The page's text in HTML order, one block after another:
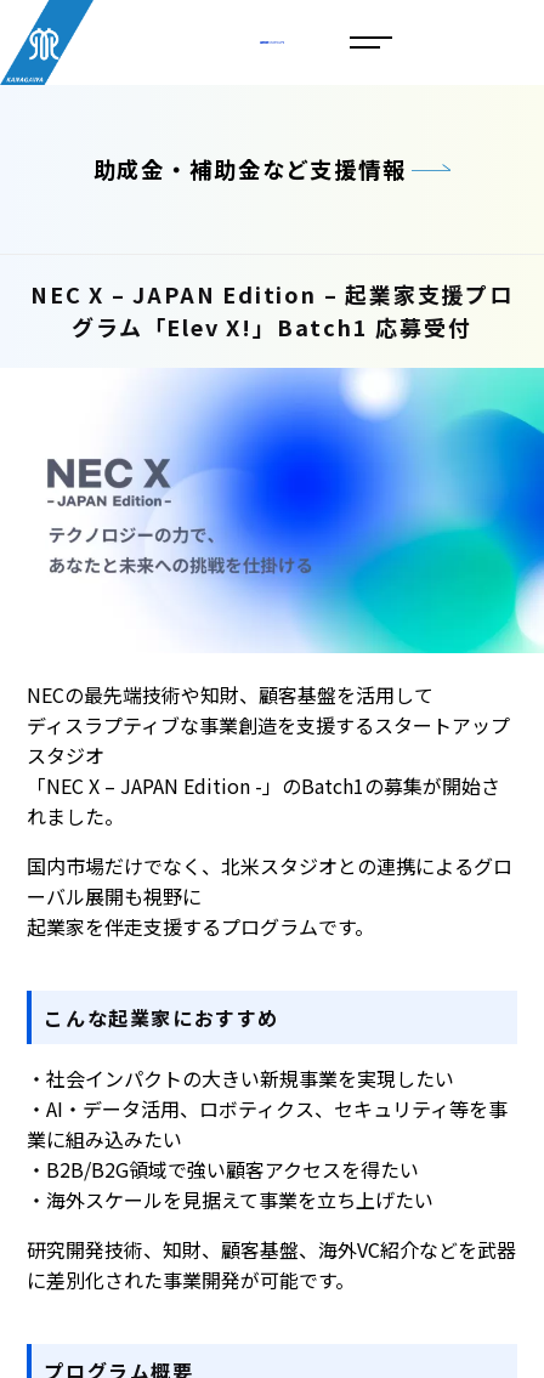
助成金・補助金など支援情報
NEC X – JAPAN Edition – 起業家支援プロ
グラム「Elev X!」Batch1 応募受付
NECの最先端技術や知財、顧客基盤を活用して
ディスラプティブな事業創造を支援するスタートアップ
スタジオ
「NEC X – JAPAN Edition -」のBatch1の募集が開始さ
れました。
国内市場だけでなく、北米スタジオとの連携によるグロ
ーバル展開も視野に
起業家を伴走支援するプログラムです。
こんな起業家におすすめ
・社会インパクトの大きい新規事業を実現したい
・AI・データ活用、ロボティクス、セキュリティ等を事
業に組み込みたい
・B2B/B2G領域で強い顧客アクセスを得たい
・海外スケールを見据えて事業を立ち上げたい
研究開発技術、知財、顧客基盤、海外VC紹介などを武器
に差別化された事業開発が可能です。
プログラム概要